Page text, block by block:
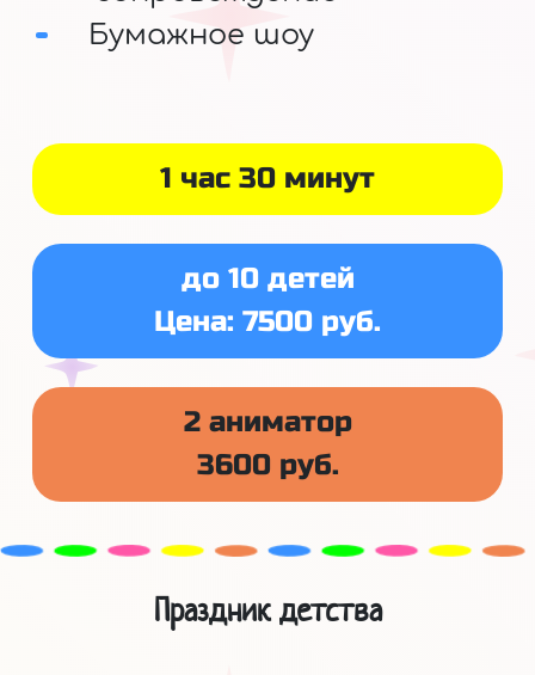
1 час 30 минут
до 10 детей
Цена: 7500 руб.
2 аниматор
3600 руб.
Бумажное шоу
Праздник детства